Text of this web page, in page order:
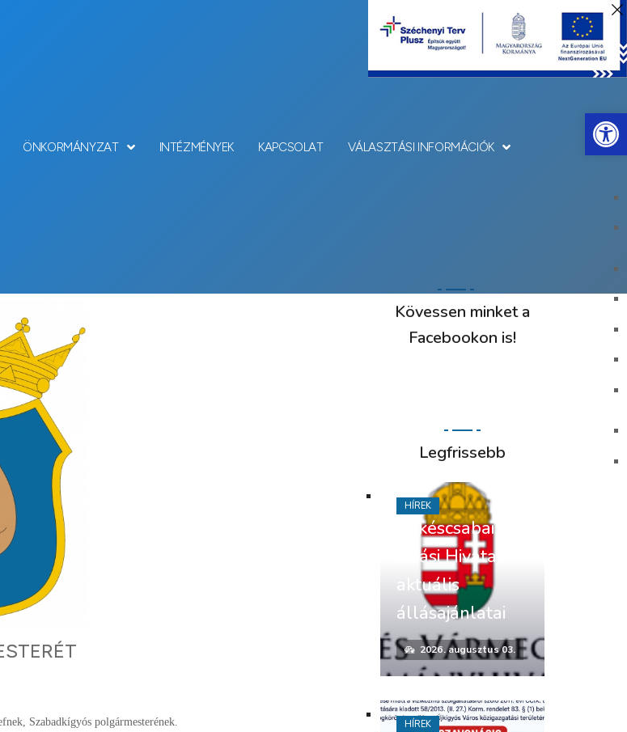
ÖNKORMÁNYZAT INTÉZMÉNYEK KAPCSOLAT VÁLASZTÁSI INFORMÁCIÓK
Szabadkígyós polgármesterének.
Kövessen minket a
Facebookon is!
Legfrissebb
Békéscsabai
Járási Hivatal
aktuális
állásajánlatai
2026. augusztus 03.
HÍREK
HÍREK